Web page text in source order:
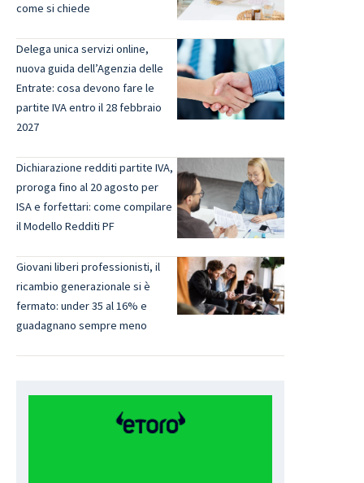
come si chiede
Delega unica servizi online,
nuova guida dell’Agenzia delle
Entrate: cosa devono fare le
partite IVA entro il 28 febbraio
2027
Dichiarazione redditi partite IVA,
proroga fino al 20 agosto per
ISA e forfettari: come compilare
il Modello Redditi PF
Giovani liberi professionisti, il
ricambio generazionale si è
fermato: under 35 al 16% e
guadagnano sempre meno